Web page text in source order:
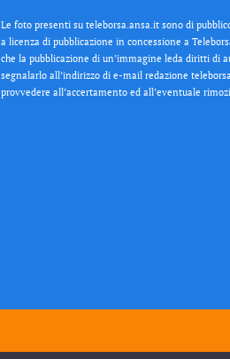
Le foto presenti su teleborsa.ansa.it sono di
a licenza di pubblicazione in concessione a
che la pubblicazione di un’immagine leda diritti di
segnalarlo all’indirizzo di e-mail redazione
provvedere all’accertamento ed all’eventuale